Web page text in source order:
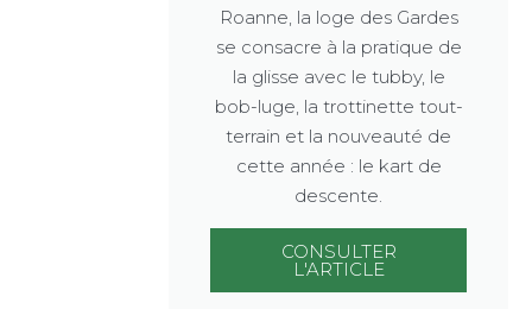
Roanne, la loge des Gardes
se consacre à la pratique de
la glisse avec le tubby, le
bob-luge, la trottinette tout-
terrain et la nouveauté de
cette année : le kart de
descente.
CONSULTER
L'ARTICLE